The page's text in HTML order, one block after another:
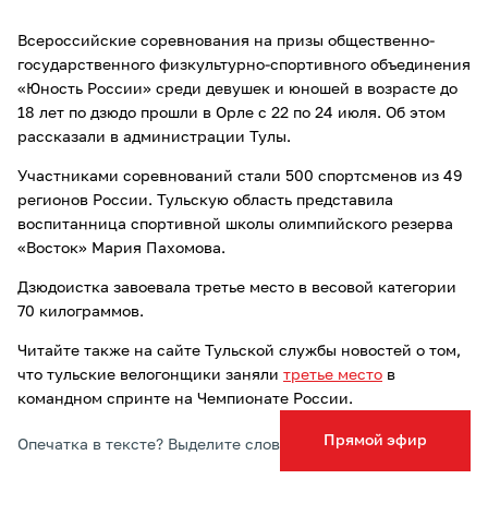
Прямой эфир
Всероссийские соревнования на призы общественно-
государственного физкультурно-спортивного объединения
«Юность России» среди девушек и юношей в возрасте до
18 лет по дзюдо прошли в Орле с 22 по 24 июля. Об этом
рассказали в администрации Тулы.
Участниками соревнований стали 500 спортсменов из 49
регионов России. Тульскую область представила
воспитанница спортивной школы олимпийского резерва
«Восток» Мария Пахомова.
Дзюдоистка завоевала третье место в весовой категории
70 килограммов.
Читайте также на сайте Тульской службы новостей о том,
что тульские велогонщики заняли третье место в
командном спринте на Чемпионате России.
Опечатка в тексте? Выделите слово и нажмите Ctrl+Enter